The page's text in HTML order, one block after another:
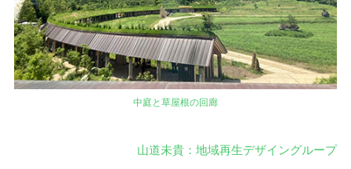
中庭と草屋根の回廊
山道未貴：地域再生デザイングループ